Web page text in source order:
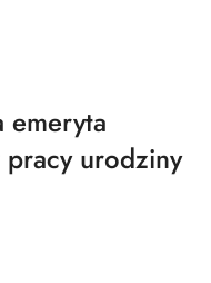
emeryta
urodziny